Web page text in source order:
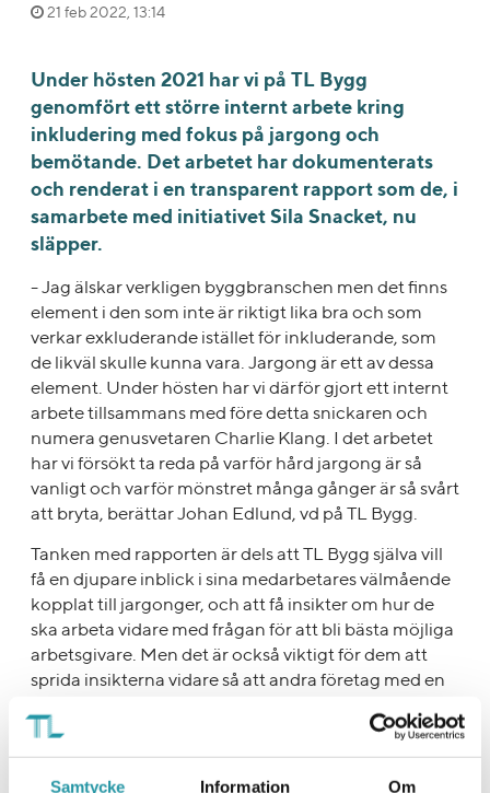
Samtycke Information Om
21 feb 2022, 13:14
Under hösten 2021 har vi på TL Bygg
genomfört ett större internt arbete kring
inkludering med fokus på jargong och
bemötande. Det arbetet har dokumenterats
och renderat i en transparent rapport som de, i
samarbete med initiativet Sila Snacket, nu
släpper.
- Jag älskar verkligen byggbranschen men det finns
element i den som inte är riktigt lika bra och som
verkar exkluderande istället för inkluderande, som
de likväl skulle kunna vara. Jargong är ett av dessa
element. Under hösten har vi därför gjort ett internt
arbete tillsammans med före detta snickaren och
numera genusvetaren Charlie Klang. I det arbetet
har vi försökt ta reda på varför hård jargong är så
vanligt och varför mönstret många gånger är så svårt
att bryta, berättar Johan Edlund, vd på TL Bygg.
Tanken med rapporten är dels att TL Bygg själva vill
få en djupare inblick i sina medarbetares välmående
kopplat till jargonger, och att få insikter om hur de
ska arbeta vidare med frågan för att bli bästa möjliga
arbetsgivare. Men det är också viktigt för dem att
sprida insikterna vidare så att andra företag med en
inspireras att själva genomföra ett liknande arbete.